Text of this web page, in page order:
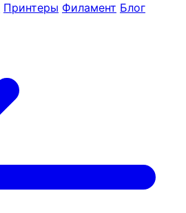
Принтеры Филамент Блог